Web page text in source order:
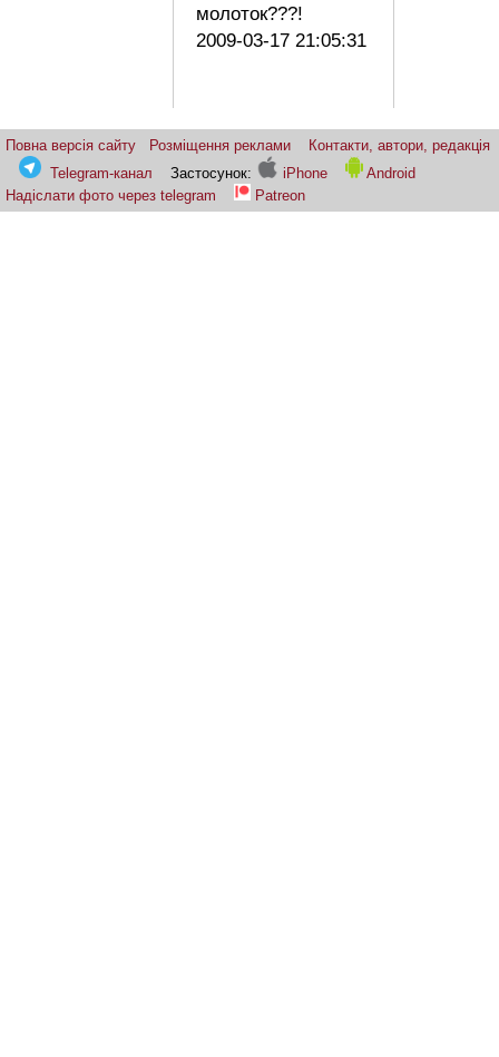
молоток???!
2009-03-17 21:05:31
Повна версія сайту Розміщення реклами
Контакти, автори, редакція
Telegram-канал
Застосунок: iPhone
Android
Надіслати фото через telegram
Patreon